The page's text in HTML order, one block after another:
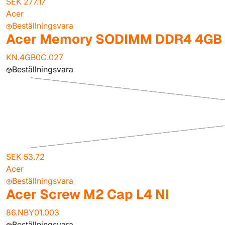
Acer
Beställningsvara
Acer Memory SODIMM DDR4
KN.4GB0C.027
Beställningsvara
SEK 53.72
Acer
Beställningsvara
Acer Screw M2 Cap L4 NI
86.NBY01.003